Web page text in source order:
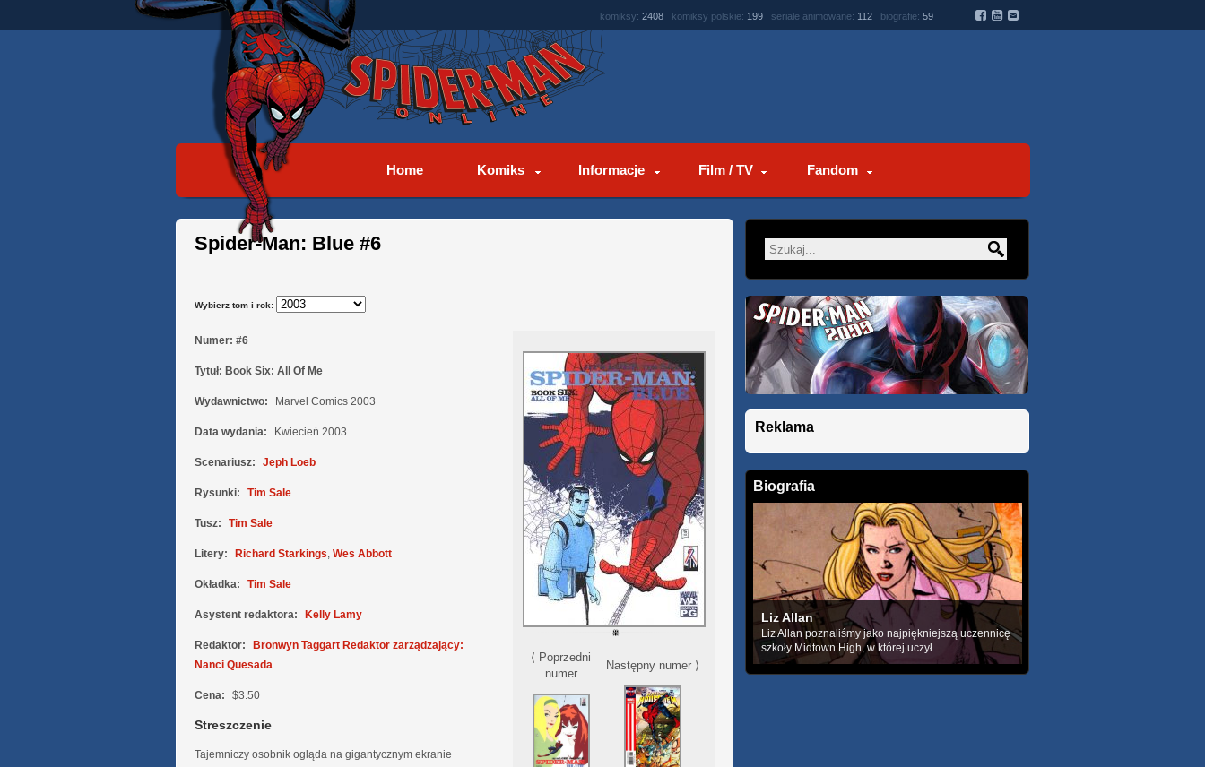
komiksy: 2408 komiksy polskie: 199 seriale animowane: 112 biografie: 59
Home Komiks Informacje Film / TV Fandom
Spider-Man: Blue #6
Wybierz tom i rok:
⟨ Poprzedni
numer
Następny numer ⟩
Numer: #6
Tytuł: Book Six: All Of Me
Wydawnictwo: Marvel Comics 2003
Data wydania: Kwiecień 2003
Scenariusz: Jeph Loeb
Rysunki: Tim Sale
Tusz: Tim Sale
Litery: Richard Starkings, Wes Abbott
Okładka: Tim Sale
Asystent redaktora: Kelly Lamy
Redaktor:
Bronwyn Taggart Redaktor zarządzający:
Nanci Quesada
Cena: $3.50
Streszczenie
Tajemniczy osobnik ogląda na gigantycznym ekranie
Reklama
Biografia
Liz Allan
Liz Allan poznaliśmy jako najpiękniejszą uczennicę
szkoły Midtown High, w której uczył...